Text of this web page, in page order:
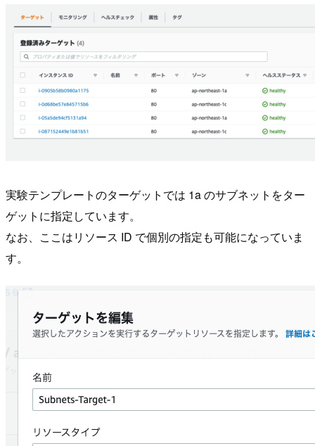
実験テンプレートのターゲットでは 1a のサブネットをター
ゲットに指定しています。
なお、ここはリソース ID で個別の指定も可能になっていま
す。